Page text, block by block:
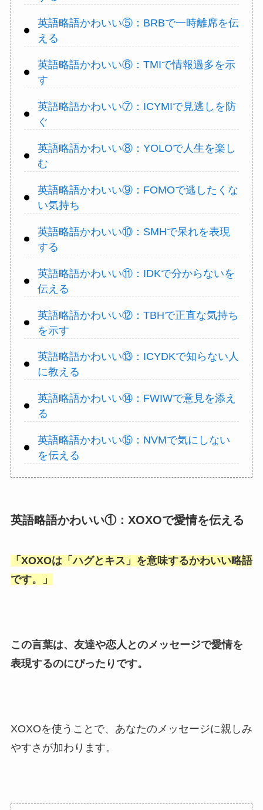
英語略語かわいい⑤：BRBで一時離席を伝
える
英語略語かわいい⑥：TMIで情報過多を示
す
英語略語かわいい⑦：ICYMIで見逃しを防
ぐ
英語略語かわいい⑧：YOLOで人生を楽し
む
英語略語かわいい⑨：FOMOで逃したくな
い気持ち
英語略語かわいい⑩：SMHで呆れを表現
する
英語略語かわいい⑪：IDKで分からないを
伝える
英語略語かわいい⑫：TBHで正直な気持ち
を示す
英語略語かわいい⑬：ICYDKで知らない人
に教える
英語略語かわいい⑭：FWIWで意見を添え
る
英語略語かわいい⑮：NVMで気にしない
を伝える
英語略語かわいい①：XOXOで愛情を伝える
「 XOXOは「ハグとキス 」を意味するかわいい略語
です。」
この言葉は、友達や恋人とのメッセージで愛情を
表現するのにぴったりです。
XOXOを使うことで、あなたのメッセージに親しみ
やすさが加わります。